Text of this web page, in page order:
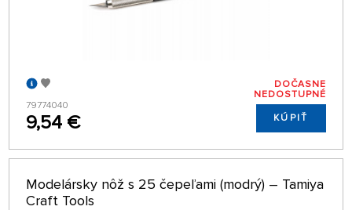
79774040
9,54 €
DOČASNE
NEDOSTUPNÉ
KÚPIŤ
Modelársky nôž s 25 čepeľami (modrý) – Tamiya
Craft Tools